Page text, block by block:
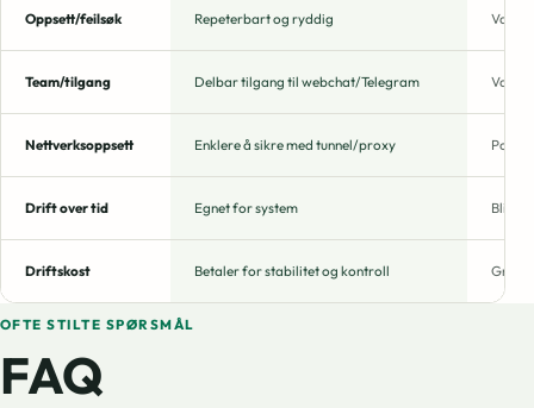
Oppsett/feilsøk Repeterbart og ryddig
Team/tilgang Delbar tilgang til webchat/Telegram
Nettverksoppsett Enklere å sikre med tunnel/proxy
Drift over tid Egnet for system Blir
Driftskost Betaler for stabilitet og kontroll Gratis
OFTE STILTE SPØRSMÅL
FAQ